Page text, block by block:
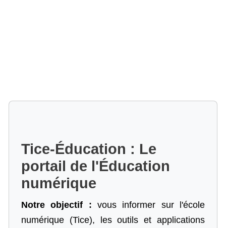
Tice-Éducation : Le
portail de l'Éducation
numérique
Notre objectif : vous informer sur l'école
numérique (Tice), les outils et applications